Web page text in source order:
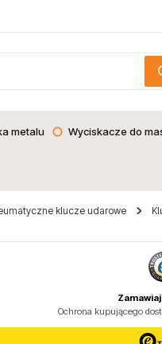
metalu Wyciskacze do
klucze udarowe